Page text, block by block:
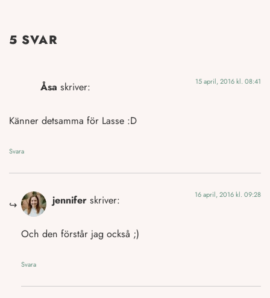
5 SVAR
Åsa skriver: 15 april, 2016 kl. 08:41
Känner detsamma för Lasse :D
Svara
jennifer skriver: 16 april, 2016 kl. 09:28
Och den förstår jag också ;)
Svara